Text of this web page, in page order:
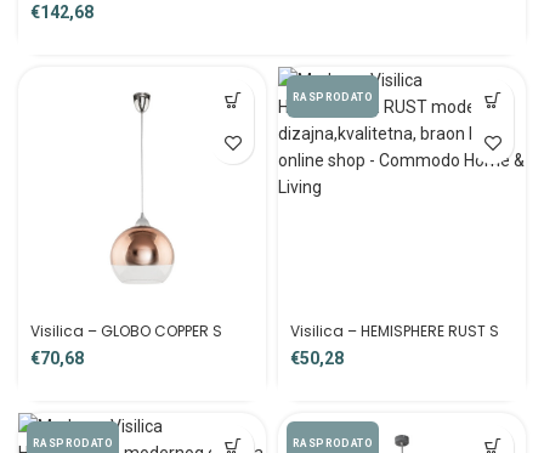
€
Visilica – GLOBO COPPER S
€
RASPRODATO
Visilica – HEMISPHERE RUST S
€
RASPRODATO RASPRODATO